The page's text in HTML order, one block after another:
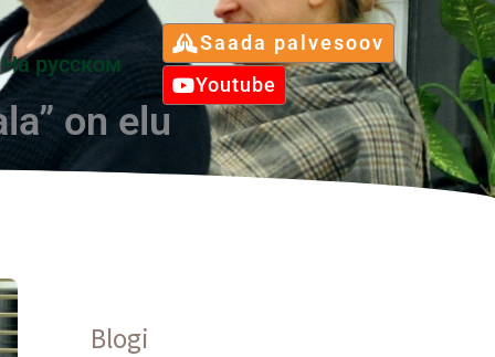
Hа русском
Youtube
Saada palvesoov
on elu
Blogi